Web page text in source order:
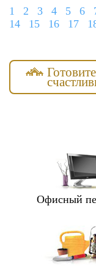
1 2 3 4 5 6
14
15 16 17
Офисный